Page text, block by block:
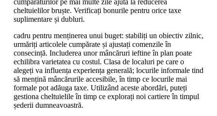
cumpărăturilor pe mai multe zile ajută la reducerea
cheltuielilor bruște. Verificați bonurile pentru orice taxe
suplimentare și dubluri.
cadru pentru menținerea unui buget: stabiliți un obiectiv zilnic,
urmăriți articolele cumpărate și ajustați comenzile în
consecință. Includerea unor mâncăruri ieftine în plan poate
echilibra varietatea cu costul. Clasa de localuri pe care o
alegeți va influența experiența generală; locurile informale tind
să mențină mâncărurile accesibile, în timp ce locurile mai
formale pot adăuga taxe. Utilizând aceste abordări, puteți
gestiona cheltuielile în timp ce explorați noi cartiere în timpul
șederii dumneavoastră.